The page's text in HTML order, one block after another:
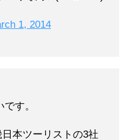
1, 2014
す。
本ツーリストの3社